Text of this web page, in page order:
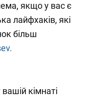
якщо у вас є
лайфхаків, які
більш
кімнаті